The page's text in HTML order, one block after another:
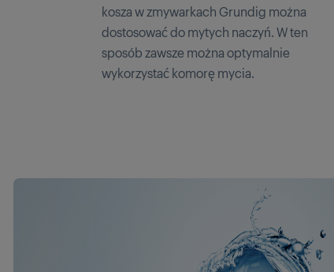
kosza w zmywarkach Grundig można
dostosować do mytych naczyń. W ten
sposób zawsze można optymalnie
wykorzystać komorę mycia.